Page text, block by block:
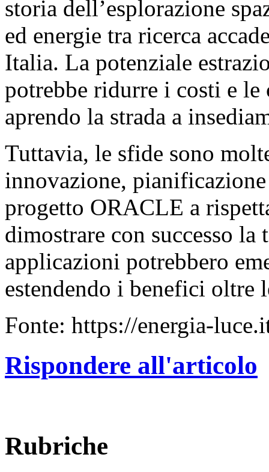
storia dell’esplorazione
ed energie tra ricerca
Italia. La potenziale
potrebbe ridurre i costi e
aprendo la strada a
Tuttavia, le sfide sono
innovazione,
progetto ORACLE a
dimostrare con successo
applicazioni potrebbero
estendendo i benefici oltre
Fonte: https://energia-
Rispondere all'articolo
Rubriche